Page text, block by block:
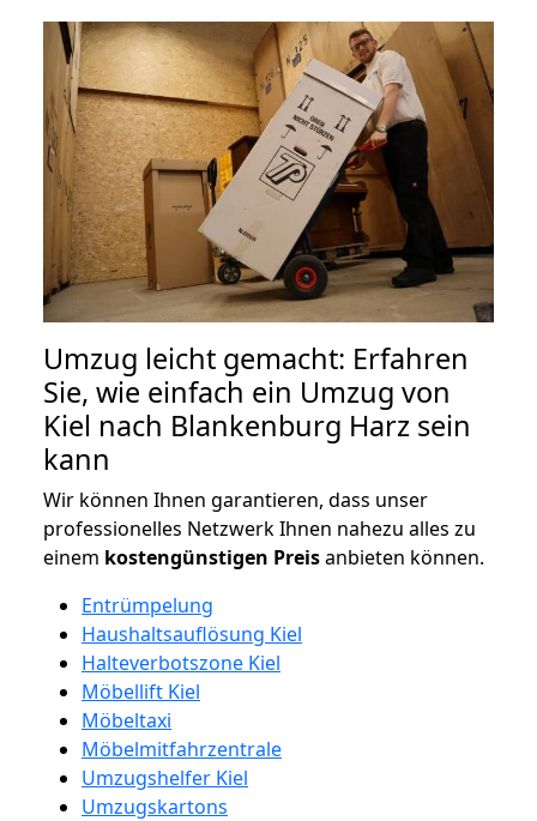
Umzug leicht gemacht: Erfahren
Sie, wie einfach ein Umzug von
Kiel nach Blankenburg Harz sein
kann
Wir können Ihnen garantieren, dass unser
professionelles Netzwerk Ihnen nahezu alles zu
einem kostengünstigen Preisanbieten können.
Entrümpelung
Haushaltsauflösung Kiel
Halteverbotszone Kiel
Möbellift Kiel
Möbeltaxi
Möbelmitfahrzentrale
Umzugshelfer Kiel
Umzugskartons